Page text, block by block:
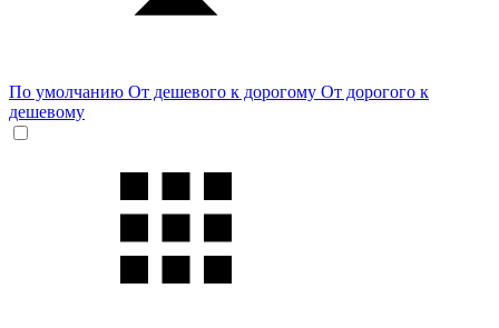
По умолчанию От дешевого к дорогому От дорогого к
дешевому